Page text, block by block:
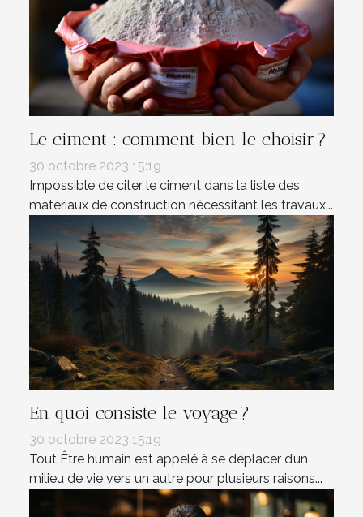
Le ciment : comment bien le choisir ?
30 octobre 2023 15:19
Impossible de citer le ciment dans la liste des
matériaux de construction nécessitant les travaux...
En quoi consiste le voyage ?
30 octobre 2023 15:19
Tout Être humain est appelé à se déplacer d’un
milieu de vie vers un autre pour plusieurs raisons...